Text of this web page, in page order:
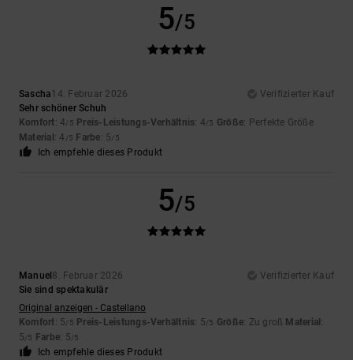
5/5
Sascha14. Februar 2026
Verifizierter Kauf
Sehr schöner Schuh
Komfort: 4/5 Preis-Leistungs-Verhältnis: 4/5 Größe: Perfekte Größe
Material : 4 /5 Farbe: 5/5
Ich empfehle dieses Produkt
5/5
Manuel 8. Februar 2026
Verifizierter Kauf
Sie sind spektakulär
Original anzeigen - Castellano
Komfort: 5/5 Preis-Leistungs-Verhältnis: 5/5 Größe: Zu groß Material :
5/5 Farbe: 5/5
Ich empfehle dieses Produkt